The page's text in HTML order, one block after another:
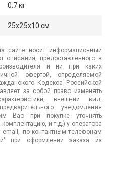
0.7 кг
25x25x10 см
сайте носит информационный
описания, предоставленного в
и ни при каких
офертой, определяемой
Кодекса Российской
за собой право изменять
внешний вид,
уведомления
Вас при покупке уточнять
и т.д.) у оператора
email, по контактным телефонам
при оформлении заказа из